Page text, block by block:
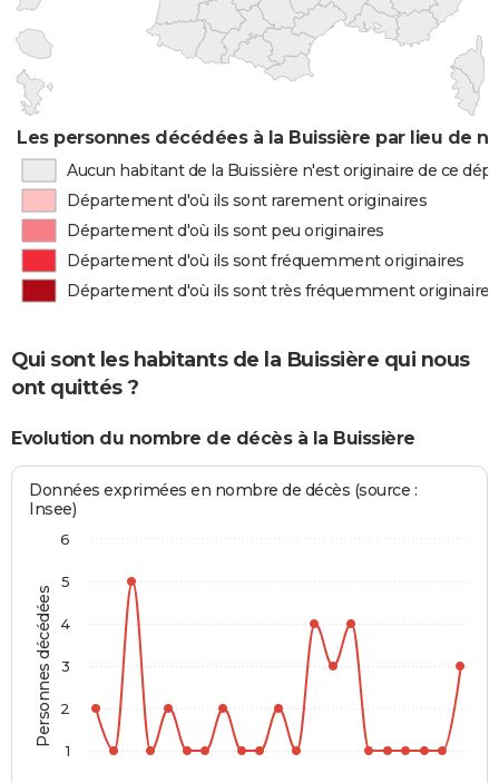
Les personnes décédées à la Buissière par lieu de
Aucun habitant de la Buissière n'est originaire de ce
Département d'où ils sont rarement originaires
Département d'où ils sont peu originaires
Département d'où ils sont fréquemment originaires
Département d'où ils sont très fréquemment originaires
Qui sont les habitants de la Buissière qui nous
ont quittés ?
Evolution du nombre de décès à la Buissière
Personnes décédées
Données exprimées en nombre de décès (source :
Insee)
1
2
3
4
5
6